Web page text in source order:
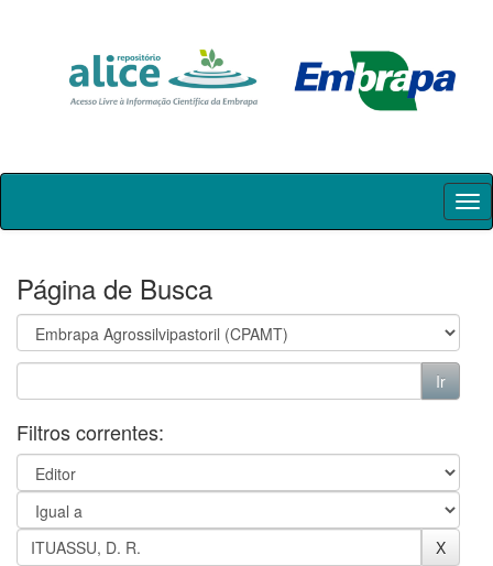
Skip
Página de Busca
Filtros correntes: